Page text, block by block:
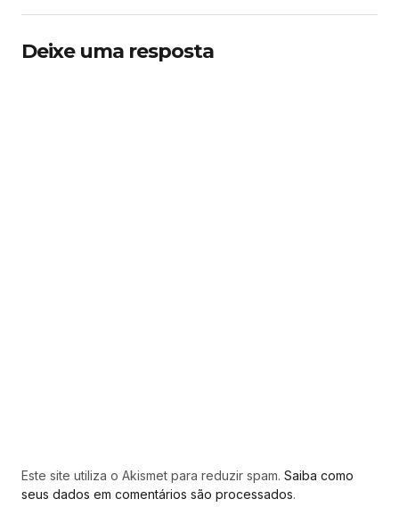
Deixe uma resposta
Este site utiliza o Akismet para reduzir spam. Saiba como
seus dados em comentários são processados.